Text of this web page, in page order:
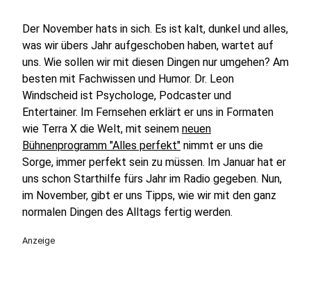
Der November hats in sich. Es ist kalt, dunkel und alles,
was wir übers Jahr aufgeschoben haben, wartet auf
uns. Wie sollen wir mit diesen Dingen nur umgehen? Am
besten mit Fachwissen und Humor. Dr. Leon
Windscheid ist Psychologe, Podcaster und
Entertainer. Im Fernsehen erklärt er uns in Formaten
wie Terra X die Welt, mit seinem neuen
Bühnenprogramm "Alles perfekt" nimmt er uns die
Sorge, immer perfekt sein zu müssen. Im Januar hat er
uns schon Starthilfe fürs Jahr im Radio gegeben. Nun,
im November, gibt er uns Tipps, wie wir mit den ganz
normalen Dingen des Alltags fertig werden.
Anzeige